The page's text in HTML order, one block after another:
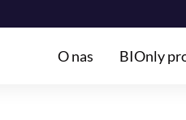
O nas BIOnly